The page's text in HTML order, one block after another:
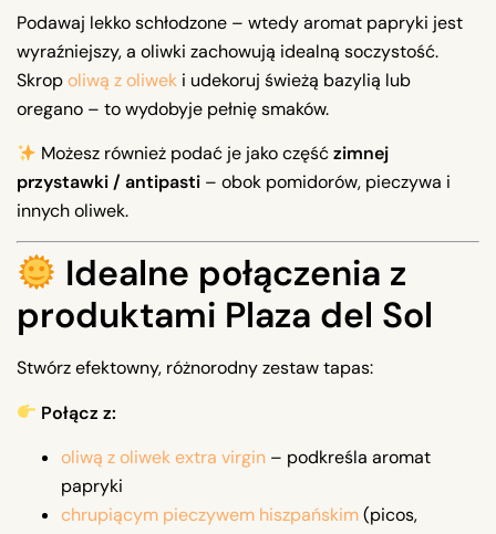
Podawaj lekko schłodzone – wtedy aromat papryki jest
wyraźniejszy, a oliwki zachowują idealną soczystość.
Skropoliwą z oliwek i udekoruj świeżą bazylią lub
oregano – to wydobyje pełnię smaków.
Możesz również podać je jako częśćzimnej
przystawki / antipasti – obok pomidorów, pieczywa i
innych oliwek.
Idealne połączenia z
produktami Plaza del Sol
Stwórz efektowny, różnorodny zestaw tapas:
Połącz z:
oliwą z oliwek extra virgin – podkreśla aromat
papryki
chrupiącym pieczywem hiszpańskim(picos,